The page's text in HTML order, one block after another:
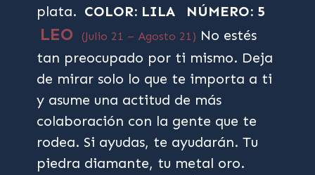
plata. COLOR: LILA NÚMERO: 5
LEO (Julio 21 – Agosto 21) No estés
tan preocupado por ti mismo. Deja
de mirar solo lo que te importa a ti
y asume una actitud de más
colaboración con la gente que te
rodea. Si ayudas, te ayudarán. Tu
piedra diamante, tu metal oro.